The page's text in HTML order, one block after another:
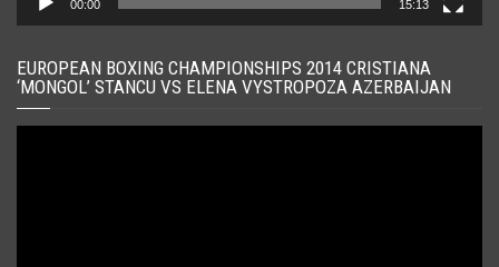
00:00 15:13
EUROPEAN BOXING CHAMPIONSHIPS 2014 CRISTIANA
‘MONGOL’ STANCU VS ELENA VYSTROPOZA AZERBAIJAN